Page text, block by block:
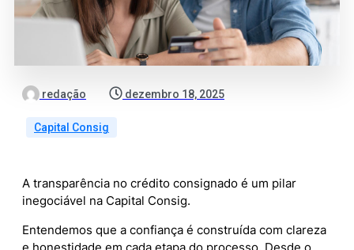
redação dezembro 18, 2025
Capital Consig
A transparência no crédito consignado é um pilar
inegociável na Capital Consig.
Entendemos que a confiança é construída com clareza